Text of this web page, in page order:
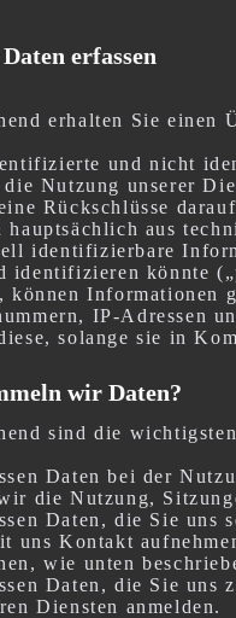
erfassen
erhalten Sie einen
und nicht
Nutzung unserer
Rückschlüsse
hauptsächlich aus
identifizierbare
identifizieren könnte
können Informationen
IP-Adressen
solange sie in
wir Daten?
sind die
Daten bei der
die Nutzung,
Daten, die Sie uns
uns Kontakt
wie unten
Daten, die Sie uns
Diensten anmelden.